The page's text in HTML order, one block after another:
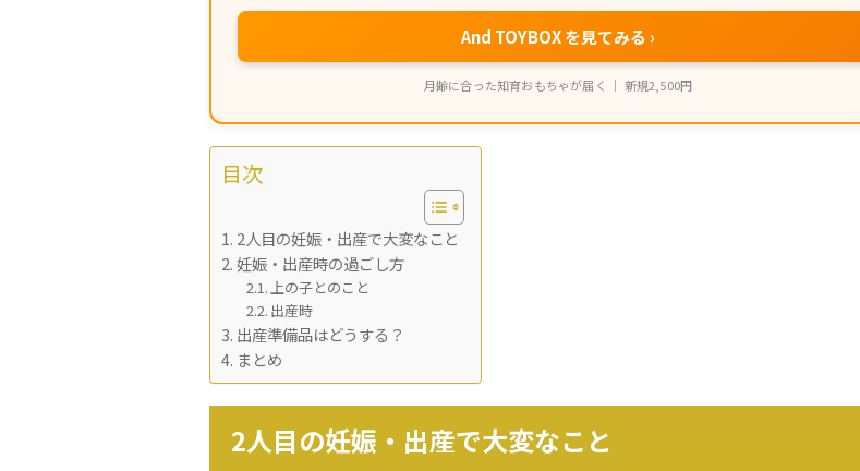
And TOYBOX を見てみる ›
月齢に合った知育おもちゃが届く ｜ 新規2,500円
目次
2人目の妊娠・出産で大変なこと
妊娠・出産時の過ごし方
上の子とのこと
出産時
出産準備品はどうする？
まとめ
2人目の妊娠・出産で大変なこと